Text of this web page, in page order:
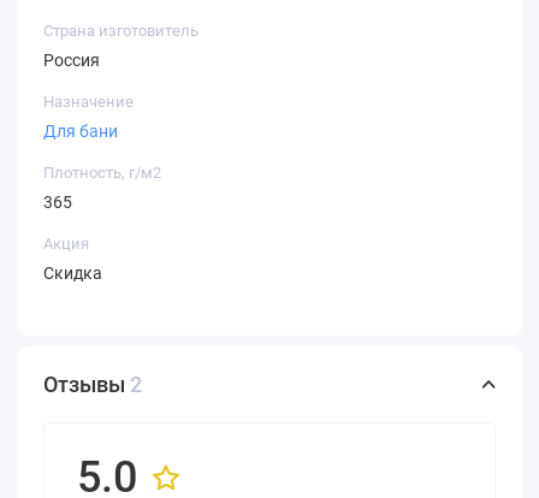
Страна изготовитель
Россия
Назначение
Для бани
Плотность, г/м2
365
Акция
Скидка
Отзывы 2
5.0